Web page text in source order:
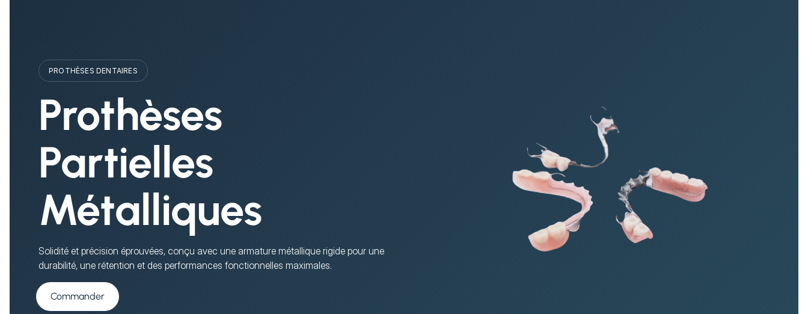
PROTHÈSES DENTAIRES
Prothèses
Partielles
Métalliques
Solidité et précision éprouvées, conçu avec une armature métallique rigide pour une
durabilité, une rétention et des performances fonctionnelles maximales.
Commander